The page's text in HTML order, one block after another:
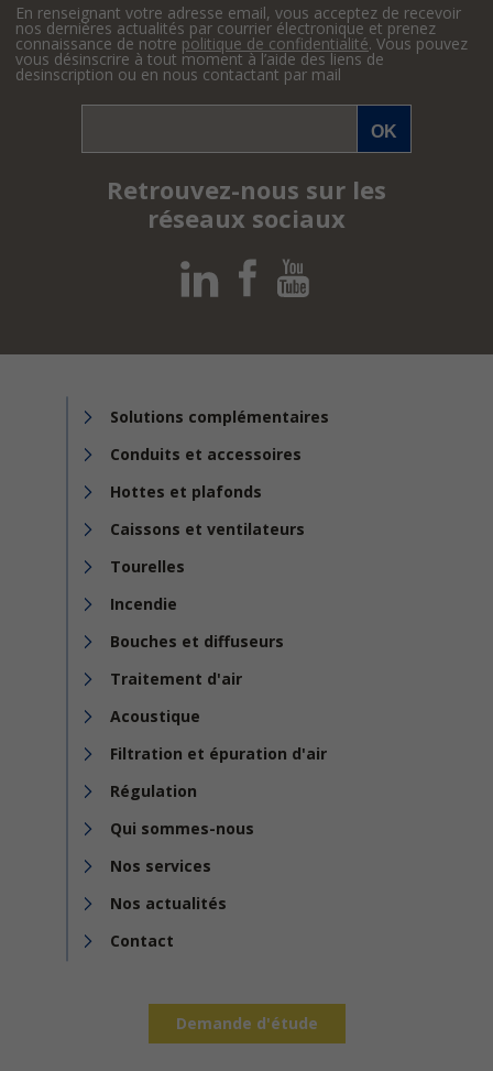
En renseignant votre adresse email, vous acceptez de recevoir
nos dernières actualités par courrier électronique et prenez
connaissance de notre politique de confidentialité. Vous pouvez
vous désinscrire à tout moment à l’aide des liens de
desinscription ou en nous contactant par mail
Retrouvez-nous sur les
réseaux sociaux
Solutions complémentaires
Conduits et accessoires
Hottes et plafonds
Caissons et ventilateurs
Tourelles
Incendie
Bouches et diffuseurs
Traitement d'air
Acoustique
Filtration et épuration d'air
Régulation
Qui sommes-nous
Nos services
Nos actualités
Contact
Demande d'étude